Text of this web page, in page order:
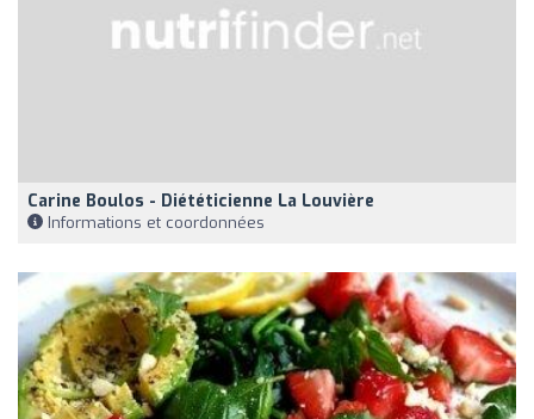
Carine Boulos - Diététicienne La Louvière
Informations et coordonnées